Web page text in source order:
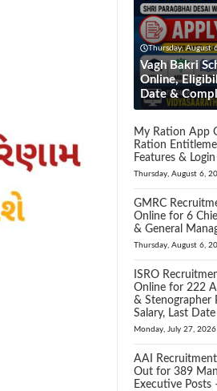
Thursday, August
Vagh Bakri
Online,
Date &
My Ration App
Ration
Features &
Thursday, August 6,
GMRC
Online for 6
& General
Thursday, August 6,
ISRO
Online for 222
& Stenographer
Salary, Last Date
Monday, July 27, 2026
AAI
Out for 389
Executive Posts